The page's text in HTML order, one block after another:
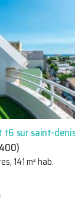
t6 sur saint-
141 m² hab.